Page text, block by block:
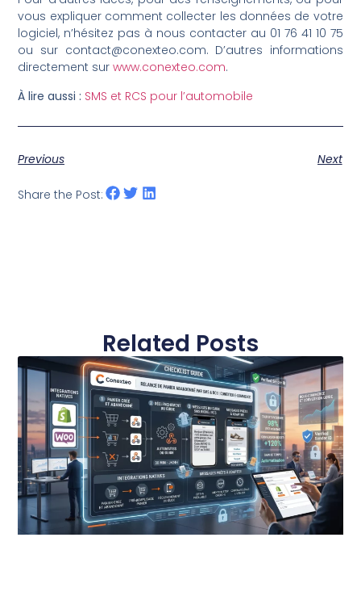
vous expliquer comment collecter les données de votre
logiciel, n’hésitez pas à nous contacter au 01 76 41 10 75
ou sur contact@conexteo.com. D’autres informations
directement surwww.conexteo.com.
À lire aussi : SMS et RCS pour l’automobile
Previous Next
Share the Post:
Related Posts